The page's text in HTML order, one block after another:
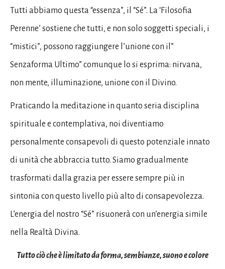
Tutti abbiamo questa “essenza”, il “Sé”. La ‘Filosofia
Perenne’ sostiene che tutti, e non solo soggetti speciali, i
“mistici”, possono raggiungere l’unione con il”
Senzaforma Ultimo” comunque lo si esprima: nirvana,
non mente, illuminazione, unione con il Divino.
Praticando la meditazione in quanto seria disciplina
spirituale e contemplativa, noi diventiamo
personalmente consapevoli di questo potenziale innato
di unità che abbraccia tutto. Siamo gradualmente
trasformati dalla grazia per essere sempre più in
sintonia con questo livello più alto di consapevolezza.
L’energia del nostro “Sé” risuonerà con un’energia simile
nella Realtà Divina.
Tutto ciò che è limitato da forma, sembianze, suono e colore